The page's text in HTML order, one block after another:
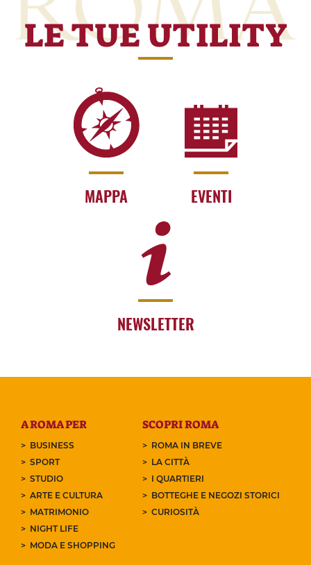
LE TUE UTILITY
MAPPA EVENTI
NEWSLETTER
A ROMA PER
BUSINESS
SPORT
STUDIO
ARTE E CULTURA
MATRIMONIO
NIGHT LIFE
MODA E SHOPPING
SCOPRI ROMA
ROMA IN BREVE
LA CITTÀ
I QUARTIERI
BOTTEGHE E NEGOZI STORICI
CURIOSITÀ